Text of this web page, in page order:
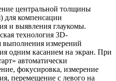
центральной толщины
для компенсации
и выявления глаукомы.
технология 3D-
выполнения измерений
одним касанием на экран. При
автоматически
фокусировка, измерение
перемещение с левого на